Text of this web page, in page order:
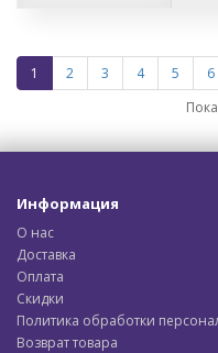
1 2 3 4 5 6
Информация
О нас
Доставка
Оплата
Скидки
Политика обработки
Возврат товара